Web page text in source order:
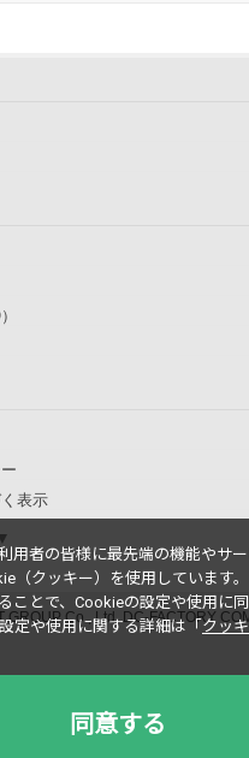
表示
GROUP Co., Ltd. DC-FACTORY
用者の皆様に最先端の機能やサ
（クッキー）を使用しています。
ことで、Cookieの設定や使用に
定や使用に関する詳細は「 クッ
同意する